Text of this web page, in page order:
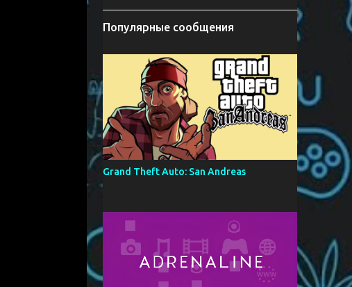
Популярные сообщения
Grand Theft Auto: San Andreas